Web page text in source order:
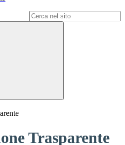
Trasparente